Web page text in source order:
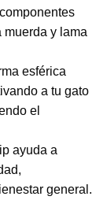
muerda y lama
esférica
a tu gato
el
ayuda a
general.